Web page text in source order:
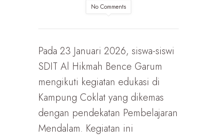
No Comments
Pada 23 Januari 2026, siswa-siswi
SDIT Al Hikmah Bence Garum
mengikuti kegiatan edukasi di
Kampung Coklat yang dikemas
dengan pendekatan Pembelajaran
Mendalam. Kegiatan ini